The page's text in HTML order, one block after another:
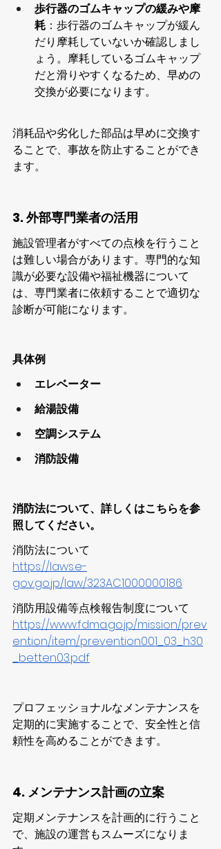
歩行器のゴムキャップの緩みや摩
耗 ：歩行器のゴムキャップが緩ん
だり摩耗していないか確認しまし
ょう。摩耗しているゴムキャップ
だと滑りやすくなるため、早めの
交換が必要になります。
消耗品や劣化した部品は早めに交換す
ることで、事故を防止することができ
ます。
3. 外部専門業者の活用
施設管理者がすべての点検を行うこと
は難しい場合があります。専門的な知
識が必要な設備や福祉機器について
は、専門業者に依頼することで適切な
診断が可能になります。
具体例
エレベーター
給湯設備
空調システム
消防設備
消防法について、詳しくはこちらを参
照してください。
消防法について
https://laws.e-
gov.go.jp/law/323AC1000000186
消防用設備等点検報告制度について
https://www.fdma.go.jp/mission/prev
ention/item/prevention001_03_h30
_betten03.pdf
プロフェッショナルなメンテナンスを
定期的に実施することで、安全性と信
頼性を高めることができます。
4. メンテナンス計画の立案
定期メンテナンスを計画的に行うこと
で、施設の運営もスムーズになりま